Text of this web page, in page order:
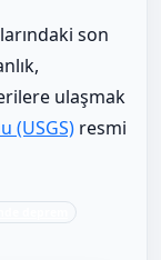
son
ulaşmak
(USGS) resmi